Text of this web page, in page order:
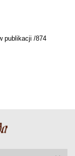
publikacji /874